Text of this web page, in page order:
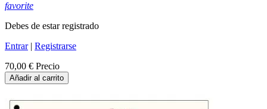
favorite
Debes de estar registrado
Entrar| Registrarse
70,00 € Precio
Añadir al carrito